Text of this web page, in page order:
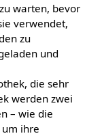
warten, bevor
verwendet,
zu
und
die sehr
werden zwei
– wie die
ihre